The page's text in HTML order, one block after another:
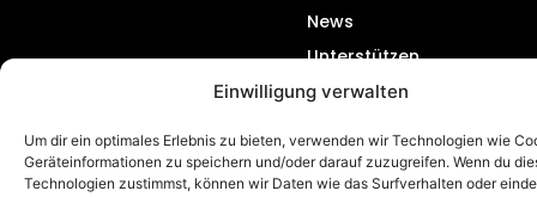
Einwilligung verwalten
Um dir ein optimales Erlebnis zu bieten, verwenden wir Technologien wie
Geräteinformationen zu speichern und/oder darauf zuzugreifen. Wenn du
Technologien zustimmst, können wir Daten wie das Surfverhalten oder
News
Unterstützen
Kontakt